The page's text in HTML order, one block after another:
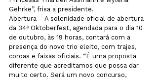
Gehrke”, frisa a presidente.
Abertura – A solenidade oficial de abertura
da 34ª Oktoberfest, agendada para o dia 10
de outubro, às 19 horas, contará com a
presença do novo trio eleito, com trajes,
coroas e faixas oficiais. “É uma proposta
diferente que acreditamos que possa dar
muito certo. Será um novo concurso,